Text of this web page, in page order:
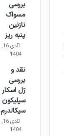
بررسی
مسواک
نازنین
پنبه ریز
دی 16,
1404
نقد و
بررسی
ژل اسکار
سیلیکون
سیکالدرم
دی 16,
1404